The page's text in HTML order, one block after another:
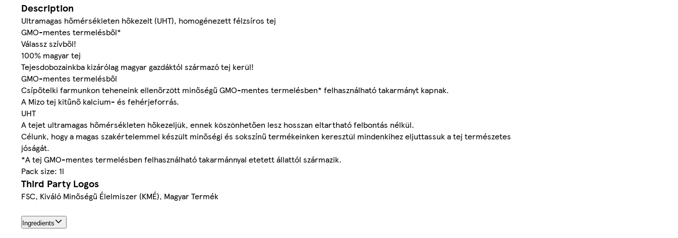
Description
Ultramagas hőmérsékleten hőkezelt (UHT), homogénezett félzsíros tej
GMO-mentes termelésből*
Válassz szívből!
100% magyar tej
Tejesdobozainkba kizárólag magyar gazdáktól származó tej kerül!
GMO-mentes termelésből
Csípőtelki farmunkon teheneink ellenőrzött minőségű GMO-mentes termelésben* felhasználható takarmányt kapnak.
A Mizo tej kitűnő kalcium- és fehérjeforrás.
UHT
A tejet ultramagas hőmérsékleten hőkezeljük, ennek köszönhetően lesz hosszan eltartható felbontás nélkül.
Célunk, hogy a magas szakértelemmel készült minőségi és sokszínű termékeinken keresztül mindenkihez eljuttassuk a tej természetes
jóságát.
*A tej GMO-mentes termelésben felhasználható takarmánnyal etetett állattól származik.
Pack size: 1l
Third Party Logos
FSC, Kiváló Minőségű Élelmiszer (KMÉ), Magyar Termék
Ingredients